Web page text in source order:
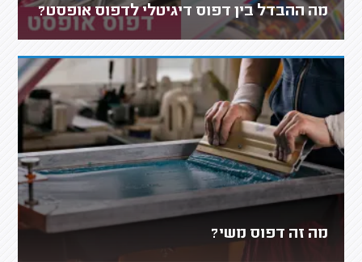
מה ההבדל בין דפוס דיגיטלי לדפוס אופסט?
מה זה דפוס משי?